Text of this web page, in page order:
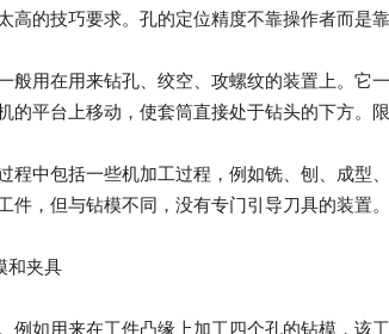
高的技巧要求。孔的定位精度不靠操作者而是靠
般用在用来钻孔、绞空、攻螺纹的装置上。它
的平台上移动，使套筒直接处于钻头的下方。
程中包括一些机加工过程，例如铣、刨、成型
件，但与钻模不同，没有专门引导刀具的装置。
和夹具
例如用来在工件凸缘上加工四个孔的钻模，该